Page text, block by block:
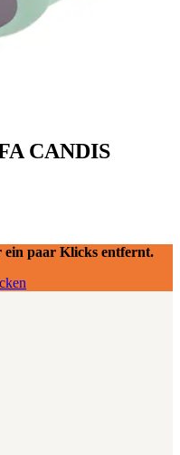
CANDIS
paar Klicks entfernt.